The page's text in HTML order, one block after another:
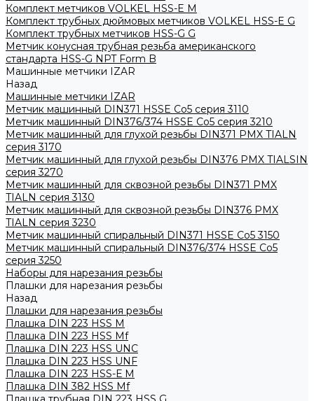
Комплект метчиков VOLKEL HSS-E M
Комплект трубных дюймовых метчиков VOLKEL HSS-E G
Комплект трубных метчиков HSS-G G
Метчик конусная трубная резьба американского
стандарта HSS-G NPT Form B
Машинные метчики IZAR
Назад
Машинные метчики IZAR
Метчик машинный DIN371 HSSE Co5 серия 3110
Метчик машинный DIN376/374 HSSE Co5 серия 3210
Метчик машинный для глухой резьбы DIN371 PMX TIALN
серия 3170
Метчик машинный для глухой резьбы DIN376 PMX TIALSIN
серия 3270
Метчик машинный для сквозной резьбы DIN371 PMX
TIALN серия 3130
Метчик машинный для сквозной резьбы DIN376 PMX
TIALN серия 3230
Метчик машинный спиральный DIN371 HSSE Co5 3150
Метчик машинный спиральный DIN376/374 HSSE Co5
серия 3250
Наборы для нарезания резьбы
Плашки для нарезания резьбы
Назад
Плашки для нарезания резьбы
Плашка DIN 223 HSS M
Плашка DIN 223 HSS Mf
Плашка DIN 223 HSS UNC
Плашка DIN 223 HSS UNF
Плашка DIN 223 HSS-Е M
Плашка DIN 382 HSS Mf